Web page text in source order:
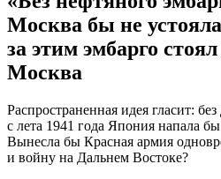
Москва бы не
за этим эмбарго
Москва
Распространенная идея гласит:
с лета 1941 года Япония напала
Вынесла бы Красная армия
и войну на Дальнем Востоке?